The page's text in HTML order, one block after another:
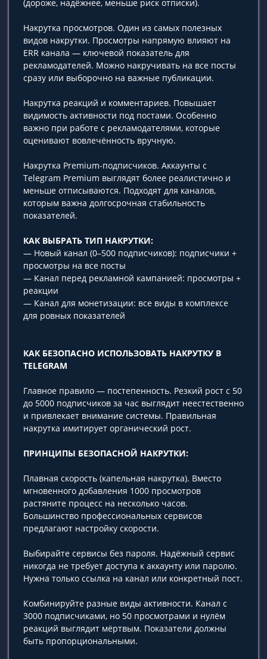
(дороже, надёжнее, меньше риск отписки).
Накрутка просмотров. Один из самых полезных
видов накрутки. Просмотры напрямую влияют на
ERR канала — ключевой показатель для
рекламодателей. Можно накручивать на все посты
сразу или выборочно на важные публикации.
Накрутка реакций и комментариев. Повышает
видимость активности под постами. Особенно
важно при работе с рекламодателями, которые
оценивают вовлечённость вручную.
Накрутка Premium-подписчиков. Аккаунты с
Telegram Premium выглядят более реалистично и
меньше отписываются. Подходят для каналов,
которым важна долгосрочная стабильность
показателей.
КАК ВЫБРАТЬ ТИП НАКРУТКИ:
— Новый канал (0–500 подписчиков): подписчики +
просмотры на все посты
— Канал перед рекламной кампанией: просмотры +
реакции
— Канал для монетизации: все виды в комплексе
для ровных показателей
КАК БЕЗОПАСНО ИСПОЛЬЗОВАТЬ НАКРУТКУ В
TELEGRAM
Главное правило — постепенность. Резкий рост с 50
до 5000 подписчиков за час выглядит неестественно
и привлекает внимание системы. Правильная
накрутка имитирует органический рост.
ПРИНЦИПЫ БЕЗОПАСНОЙ НАКРУТКИ:
Плавная скорость (капельная накрутка). Вместо
мгновенного добавления 1000 просмотров
растяните процесс на несколько часов.
Большинство профессиональных сервисов
предлагают настройку скорости.
Выбирайте сервисы без пароля. Надёжный сервис
никогда не требует доступа к аккаунту или паролю.
Нужна только ссылка на канал или конкретный пост.
Комбинируйте разные виды активности. Канал с
3000 подписчиками, но 50 просмотрами и нулём
реакций выглядит мёртвым. Показатели должны
быть пропорциональными.